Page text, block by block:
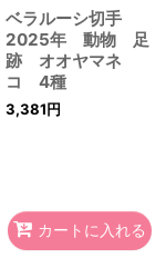
ベラルーシ切手
2025年 動物 足
跡 オオヤマネ
コ 4種
3,381円
カートに入れる